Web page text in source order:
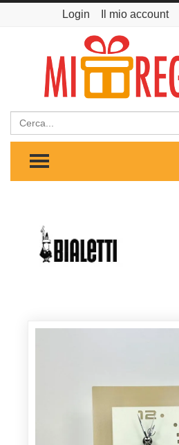
Login Il mio account
Cerca
TOGGLE MENU